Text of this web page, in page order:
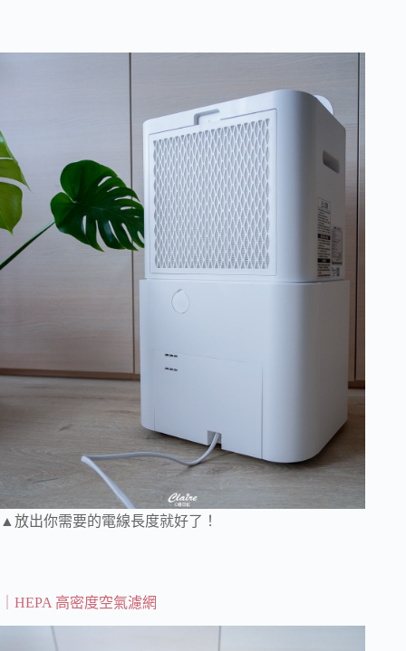
▲放出你需要的電線長度就好了！
｜HEPA 高密度空氣濾網